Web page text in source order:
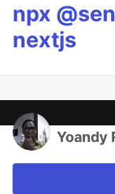
npx
nextjs
Yoandy